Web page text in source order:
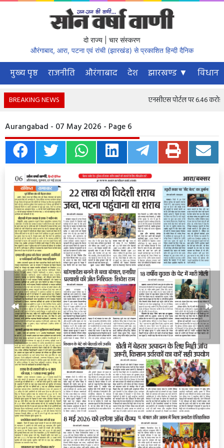
दो राज्य | चार संस्करण
औरंगाबाद, आरा, पटना एवं रांची (झारखंड) से प्रकाशित हिन्दी दैनिक
मुख्य पृष्ठ राजनीति औरंगाबाद देश झारखण्ड ▼
BREAKING NEWS एनसीएस पोर्टल पर 6.46 करोड़
Aurangabad - 07 May 2026 - Page 6